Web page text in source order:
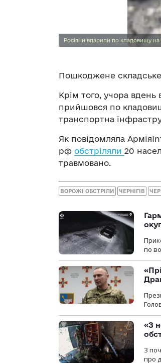
Росіяни вдарили по кладовищу на
Пошкоджене складське
Крім того, учора вдень
прийшовся по
транспортна
Як повідомляла
рф обстріляли 20
травмовано.
ВОРОЖІ ОБСТРІЛИ ЧЕРНІГІВ
по
«З
З
про